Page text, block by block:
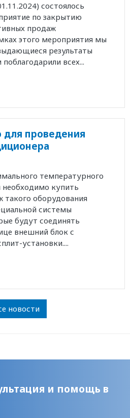
состоялось
по закрытию
продаж
этого мероприятия мы
результаты
всех...
проведения
температурного
купить
оборудования
системы
будут соединять
внешний блок с
установки....
новости
и помощь в